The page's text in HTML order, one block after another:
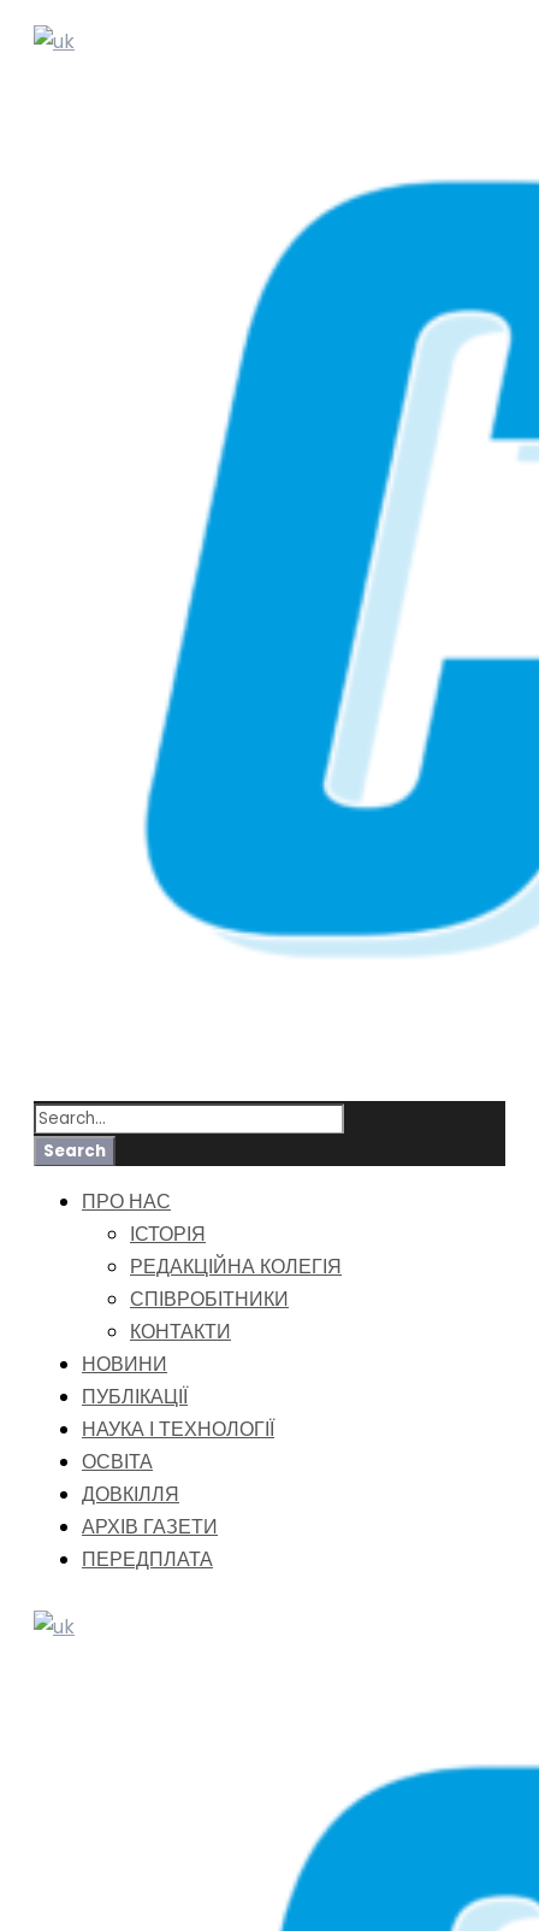
ПРО НАС
ІСТОРІЯ
РЕДАКЦІЙНА КОЛЕГІЯ
СПІВРОБІТНИКИ
КОНТАКТИ
НОВИНИ
ПУБЛІКАЦІЇ
НАУКА І ТЕХНОЛОГІЇ
ОСВІТА
ДОВКІЛЛЯ
АРХІВ ГАЗЕТИ
ПЕРЕДПЛАТА